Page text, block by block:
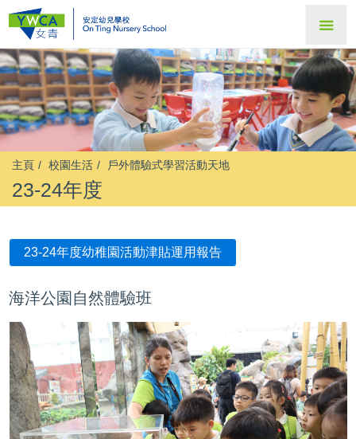
主頁 校園生活 戶外體驗式學習活動天地
23-24年度
23-24年度幼稚園活動津貼運用報告
海洋公園自然體驗班